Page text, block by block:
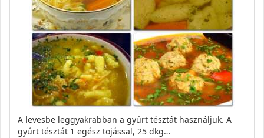
A levesbe leggyakrabban a gyúrt tésztát használjuk. A
gyúrt tésztát 1 egész tojással, 25 dkg…